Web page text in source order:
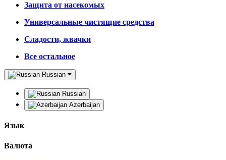
Защита от насекомых
Универсальные чистящие средства
Сладости, жвачки
Все остальное
Russian
Russian
Azerbaijan
Язык
Валюта